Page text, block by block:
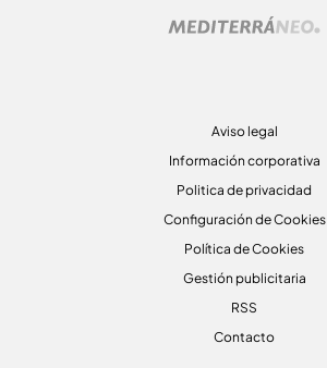
Aviso legal
Información corporativa
Politica de privacidad
Configuración de Cookies
Política de Cookies
Gestión publicitaria
RSS
Contacto